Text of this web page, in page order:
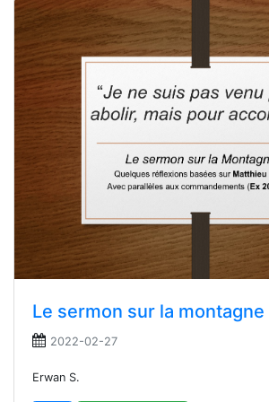
Le sermon sur la montagne
2022-02-27
Erwan S.